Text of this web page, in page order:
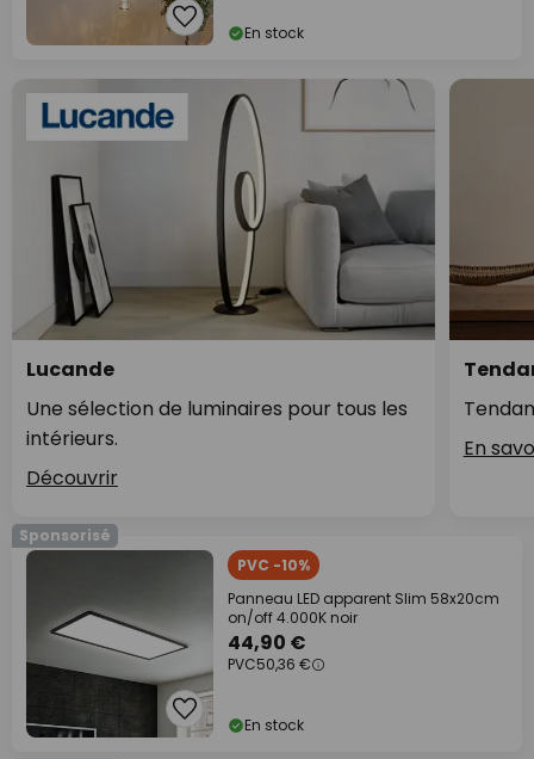
En stock
Lucande
Une sélection de luminaires pour tous les
intérieurs.
Découvrir
En
Sponsorisé
PVC -10%
Panneau LED apparent Slim 58x20cm
on/off 4.000K noir
44,90 €
PVC50,36 €
En stock